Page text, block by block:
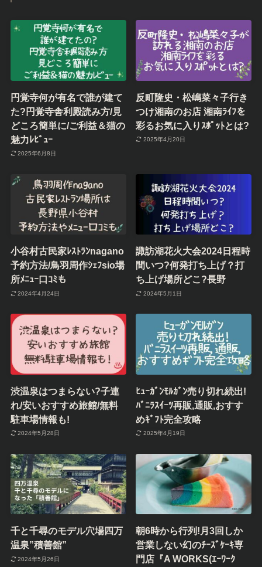
円覚寺何が有名で誰が建て
た?円覚寺舎利殿読み方/見
どころ簡単に/ご利益＆猫の
魅力ﾚﾋﾞｭｰ
2025年6月8日
反町隆史・松嶋菜々子行き
つけ湘南のお店 湘南ﾗｲﾌを
彩るお気に入りｽﾎﾟｯﾄとは?
2025年4月20日
小谷村古民家ﾚｽﾄﾗﾝnagano
予約方法/鳥羽周作ｼｪﾌsio場
所ﾒﾆｭｰ口ｺﾐも
2024年4月24日
諏訪湖花火大会2024日程時
間いつ?何発打ち上げ？打
ち上げ場所どこ?長野
2024年5月1日
渋温泉はつまらない?子連
れ/安いおすすめ旅館/無料
駐車場情報も!
2024年5月28日
ﾋｭｰｶﾞﾝﾓﾙｶﾞﾝ売り切れ続出!
ﾊﾞﾆﾗｽｲｰﾂ再販,通販,おすす
めｷﾞﾌﾄ完全攻略
2025年4月19日
千と千尋のモデル穴場四万
温泉”積善館”
2024年5月26日
朝6時から行列!月3回しか
営業しない幻のﾁｰｽﾞｹｰｷ専
門店『A WORKS(ｴｰﾜｰｸ